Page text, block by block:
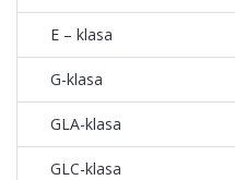
E – klasa
G-klasa
GLA-klasa
GLC-klasa